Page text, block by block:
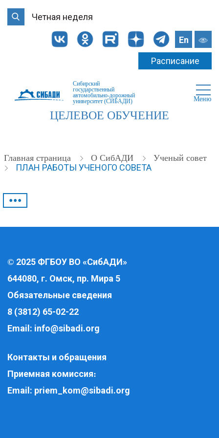
Четная неделя
En
Расписание
Сибирский
государственный
автомобильно-дорожный
университет (СИБАДИ)
Меню
ЦЕЛЕВОЕ ОБУЧЕНИЕ
Главная страница О СибАДИ Ученый совет
ПЛАН РАБОТЫ УЧЕНОГО СОВЕТА
•••
© 2025 ФГБОУ ВО «СибАДИ»
644080, г. Омск, пр. Мира 5
Обязательные сведения
8 (3812) 65-02-22
Email: info@sibadi.org
Контакты и обращения
Приемная комиссия:
Email: priem_kom@sibadi.org